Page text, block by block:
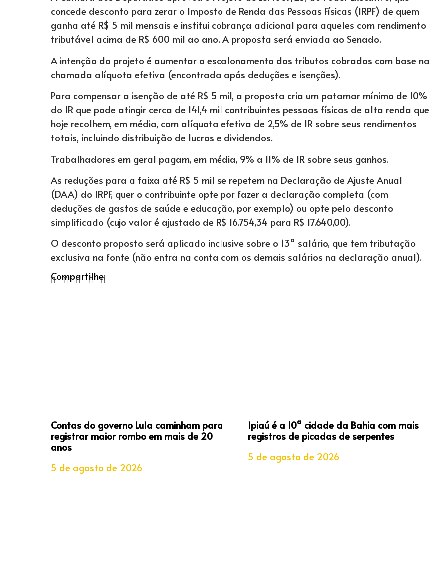
concede desconto para zerar o Imposto de Renda das Pessoas Físicas (IRPF) de quem
ganha até R$ 5 mil mensais e institui cobrança adicional para aqueles com rendimento
tributável acima de R$ 600 mil ao ano. A proposta será enviada ao Senado.
A intenção do projeto é aumentar o escalonamento dos tributos cobrados com base na
chamada alíquota efetiva (encontrada após deduções e isenções).
Para compensar a isenção de até R$ 5 mil, a proposta cria um patamar mínimo de 10%
do IR que pode atingir cerca de 141,4 mil contribuintes pessoas físicas de alta renda que
hoje recolhem, em média, com alíquota efetiva de 2,5% de IR sobre seus rendimentos
totais, incluindo distribuição de lucros e dividendos.
Trabalhadores em geral pagam, em média, 9% a 11% de IR sobre seus ganhos.
As reduções para a faixa até R$ 5 mil se repetem na Declaração de Ajuste Anual
(DAA) do IRPF, quer o contribuinte opte por fazer a declaração completa (com
deduções de gastos de saúde e educação, por exemplo) ou opte pelo desconto
simplificado (cujo valor é ajustado de R$ 16.754,34 para R$ 17.640,00).
O desconto proposto será aplicado inclusive sobre o 13º salário, que tem tributação
exclusiva na fonte (não entra na conta com os demais salários na declaração anual).
Compartilhe:
Contas do governo Lula caminham para
registrar maior rombo em mais de 20
anos
5 de agosto de 2026
Ipiaú é a 10ª cidade da Bahia com mais
registros de picadas de serpentes
5 de agosto de 2026